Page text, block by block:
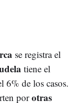
se registra el
tiene el
6% de los casos.
porotras